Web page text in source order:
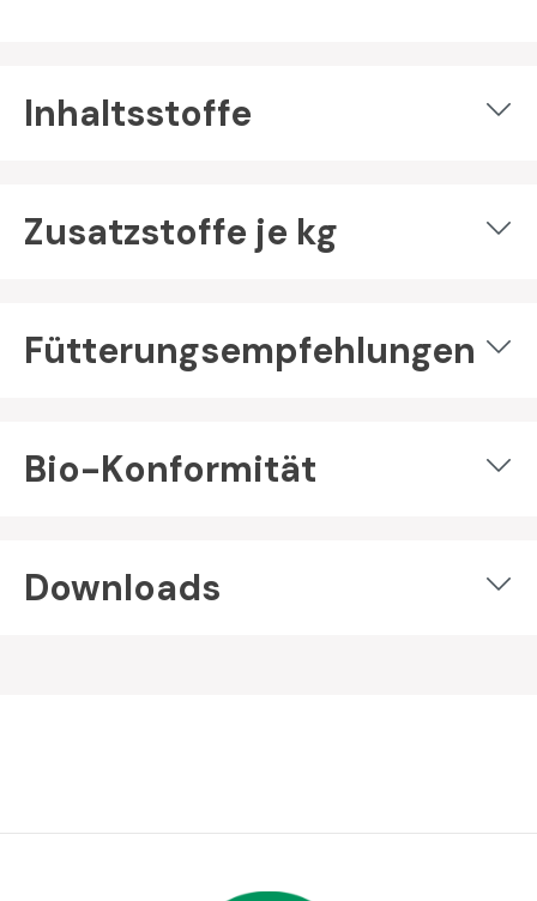
Inhaltsstoffe
Zusatzstoffe je kg
Fütterungsempfehlungen
Bio-Konformität
Downloads